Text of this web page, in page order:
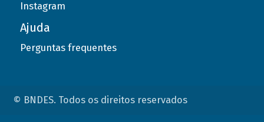
Instagram
Ajuda
Perguntas frequentes
© BNDES. Todos os direitos reservados